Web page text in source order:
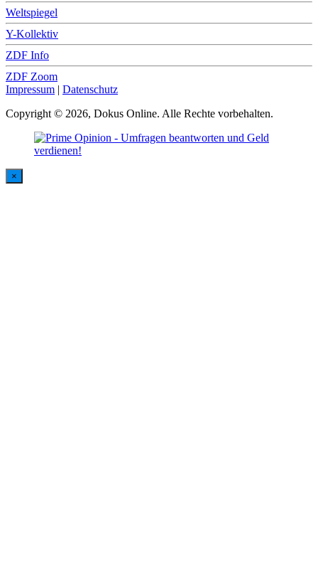
Weltspiegel
Y-Kollektiv
ZDF Info
ZDF Zoom
Impressum | Datenschutz
Copyright © 2026, Dokus Online. Alle Rechte vorbehalten.
×